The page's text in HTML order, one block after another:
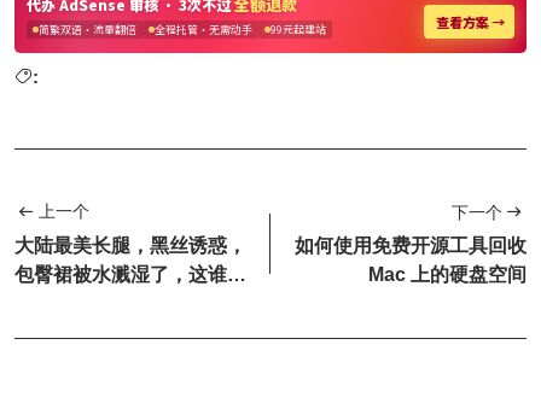
:
上一个
大陆最美长腿，黑丝诱惑，
包臀裙被水溅湿了，这谁受
下一个
如何使用免费开源工具回收
Mac 上的硬盘空间